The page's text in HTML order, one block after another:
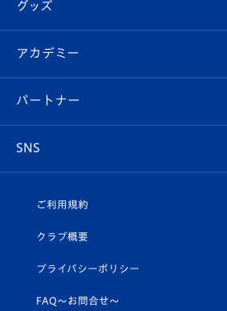
チケット
イベント
メディア
ホームタウン
スタッフプロフィール
マスコット紹介
平和祈念活動
Revive Team
ヴィヴィくんの長崎おもてなしガイド
フォトギャラリー
スタジアムグルメ
V-LOVERS（ファンクラブ）
プレイヤーズスイート
グッズ
オンラインショップ
店舗情報
アカデミー
育成からのお知らせ
U-18
スクール
パートナー
SNS
ヴィヴィくんインスタグラム
公式LINE＠
ご利用規約
クラブ概要
プライバシーポリシー
FAQ〜お問合せ〜